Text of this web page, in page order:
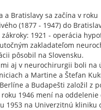
a Bratislavy sa začína v roku
(1877 - 1947) do
1921 - operácia
zakladateľom
pôsobil na Slovensku.
aj v neurochirurgii boli na
a Martine a Štefan
a Budapešti založil z
1946 mení na
1953 na Univerzitnú